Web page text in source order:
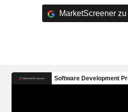
MarketScreener